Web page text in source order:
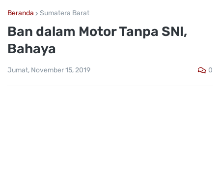
Beranda Sumatera Barat
Ban dalam Motor Tanpa SNI,
Bahaya
Jumat, November 15, 2019 0